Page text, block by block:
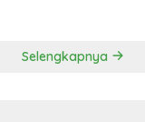
Selengkapnya